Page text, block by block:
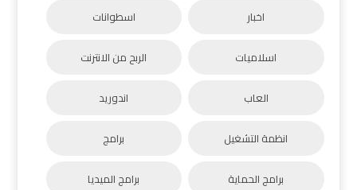
اخبار اسطوانات
اسلاميات الربح من الانترنت
العاب اندوريد
انظمة التشغيل برامج
برامج الحماية برامج الميديا